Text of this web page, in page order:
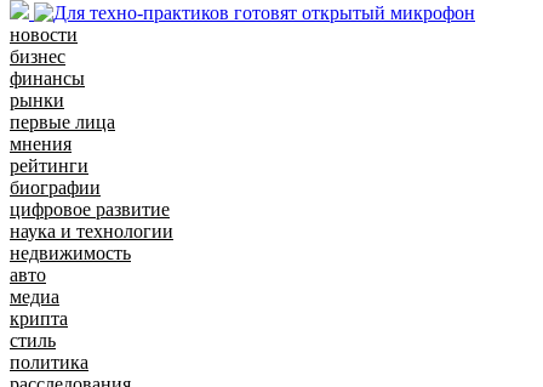
новости
бизнес
финансы
рынки
первые лица
мнения
рейтинги
биографии
цифровое развитие
наука и технологии
недвижимость
авто
медиа
крипта
стиль
политика